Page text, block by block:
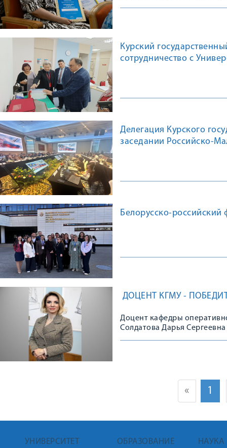
Курский
сотрудничество с
Делегация Курского
заседании Российско-
Белорусско-
ДОЦЕНТ КГМУ -
Доцент кафедры
Солдатова Дарья
« 1
УНИВЕРСИТЕТ ОБРАЗОВАНИЕ НАУКА